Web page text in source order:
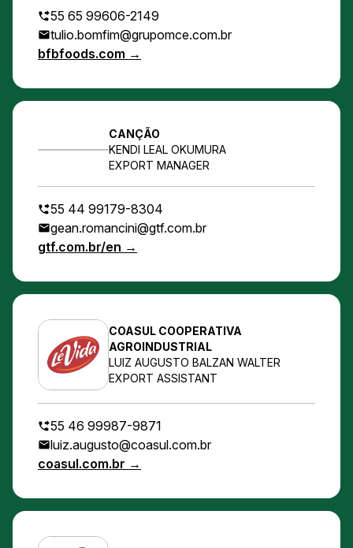
55 65 99606-2149
tulio.bomfim@grupomce.com.br
bfbfoods.com →
CANÇÃO
KENDI LEAL OKUMURA
EXPORT MANAGER
55 44 99179-8304
gean.romancini@gtf.com.br
gtf.com.br/en →
COASUL COOPERATIVA
AGROINDUSTRIAL
LUIZ AUGUSTO BALZAN WALTER
EXPORT ASSISTANT
55 46 99987-9871
luiz.augusto@coasul.com.br
coasul.com.br →